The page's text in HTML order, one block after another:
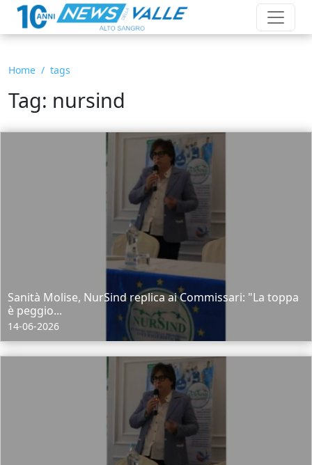
Home tags
Tag: nursind
Sanità Molise, NurSind replica ai Commissari: "La toppa
è peggio...
14-06-2026